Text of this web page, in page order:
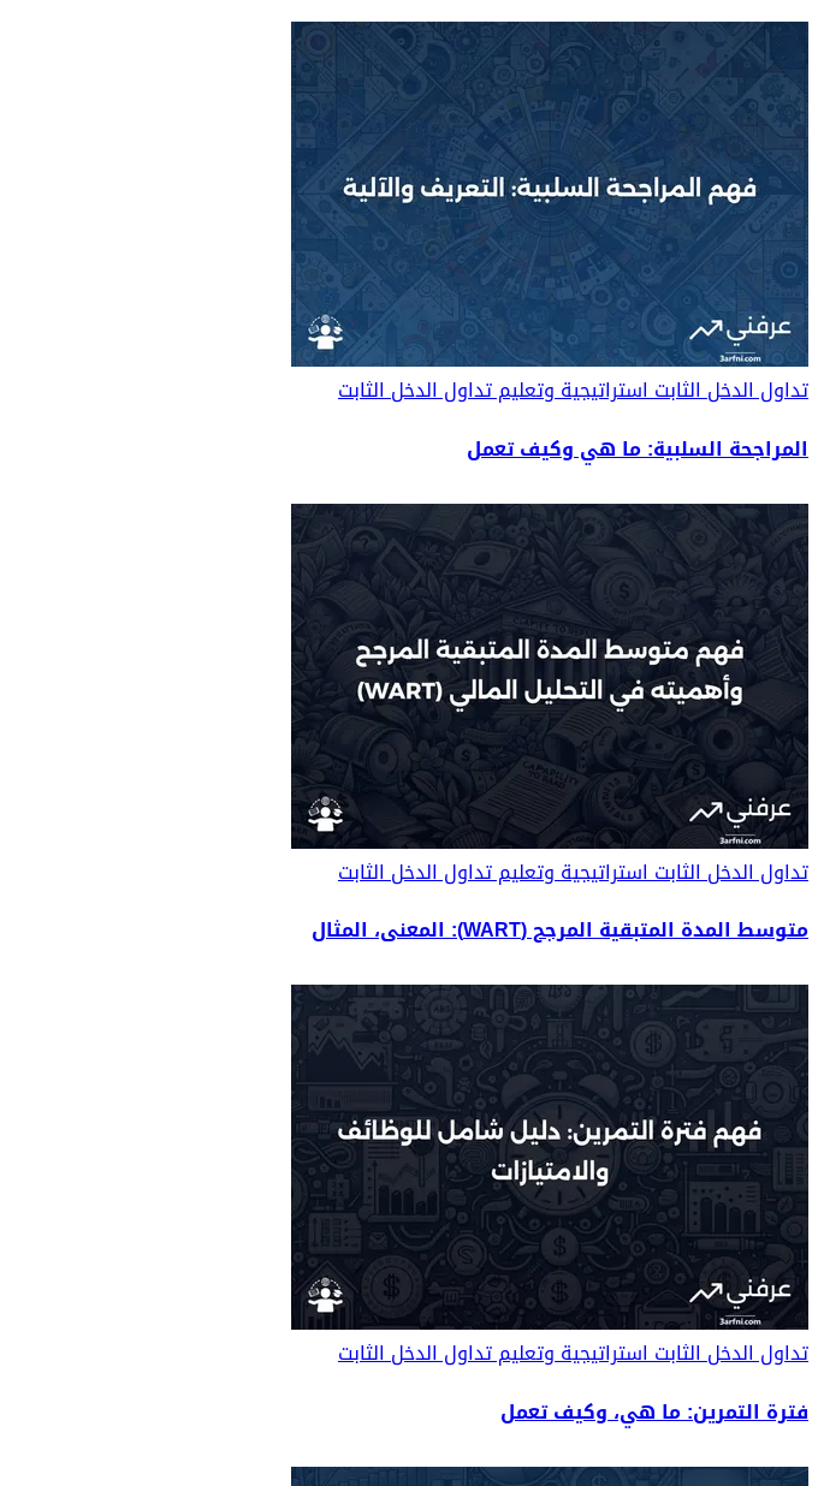
تداول الدخل الثابتاستراتيجية وتعليم تداول الدخل الثابت
المراجحة السلبية: ما هي وكيف تعمل
تداول الدخل الثابتاستراتيجية وتعليم تداول الدخل الثابت
متوسط المدة المتبقية المرجح (WART): المعنى، المثال
تداول الدخل الثابتاستراتيجية وتعليم تداول الدخل الثابت
فترة التمرين: ما هي، وكيف تعمل